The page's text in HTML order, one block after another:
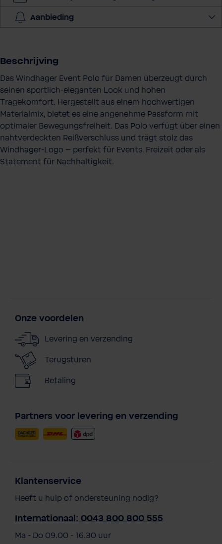
Aanbieding
Beschrijving
Das Windhager Event Polo für Damen überzeugt durch
seinen sportlich-eleganten Look und hohen
Tragekomfort. Hergestellt aus einem hochwertigen
Materialmix, bietet es eine angenehme Passform mit
optimaler Bewegungsfreiheit. Das Polo verfügt über einen
nahtverdeckten Reißverschluss und trägt stolz das
Windhager-Logo – perfekt für Events, Freizeit oder als
Statement für Nachhaltigkeit.
Onze voordelen
Levering en verzending
Terugsturen
Betaling
Partners voor levering en verzending
Klantenservice
Heeft u hulp of ondersteuning nodig?
Internationaal: 0043 800 800 555
Ma - Do 09.00 - 16.30 uur